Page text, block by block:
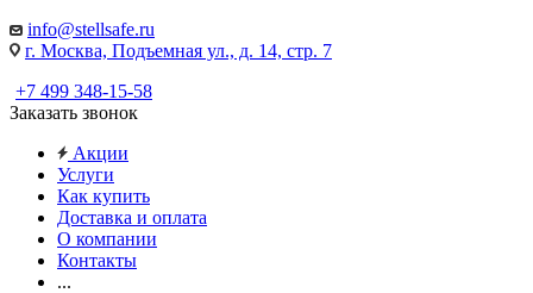
info@stellsafe.ru
г. Москва, Подъемная ул., д. 14, стр. 7
+7 499 348-15-58
Заказать звонок
Акции
Услуги
Как купить
Доставка и оплата
О компании
Контакты
...